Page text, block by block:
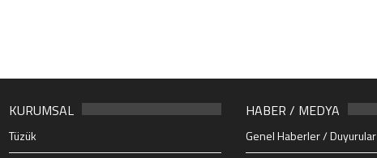
KURUMSAL
Tüzük
HABER / MEDYA
Genel Haberler / Duyurular